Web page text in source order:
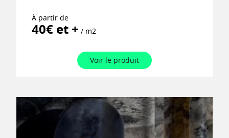
À partir de
40€ et + / m2
Voir le produit